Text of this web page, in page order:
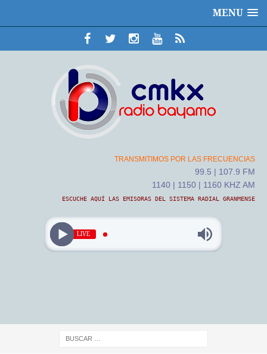
MENU
TRANSMITIMOS POR LAS FRECUENCIAS
99.5 | 107.9 FM
1140 | 1150 | 1160 KHZ AM
ESCUCHE AQUÍ LAS EMISORAS DEL SISTEMA RADIAL GRANMENSE
LIVE